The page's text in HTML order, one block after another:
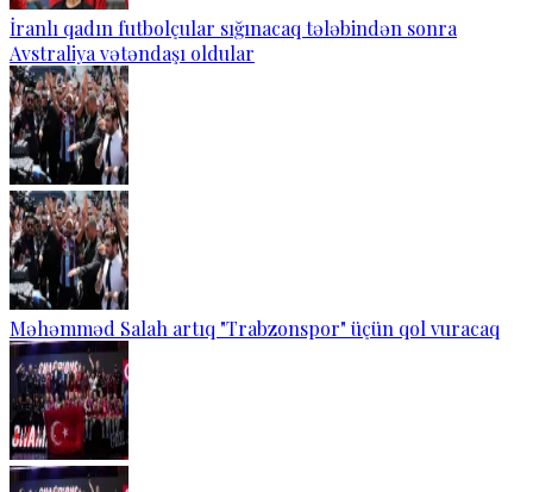
İranlı qadın futbolçular sığınacaq tələbindən sonra
Avstraliya vətəndaşı oldular
Məhəmməd Salah artıq "Trabzonspor" üçün qol vuracaq